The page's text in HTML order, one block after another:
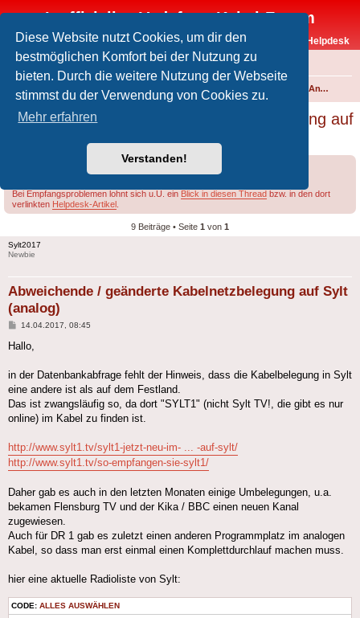
Diese Website nutzt Cookies, um dir den
bestmöglichen Komfort bei der Nutzung zu
bieten. Durch die weitere Nutzung der Webseite
stimmst du der Verwendung von Cookies zu.
Mehr erfahren
Verstanden!
Inoffizielles Vodafone-Kabel-Forum
Vodafone-Kabel-Helpdesk
FAQ
Foren-Übersicht Analoges Angebot
Abweichende / geänderte Kabelnetzbelegung auf
Bei Empfangsproblemen lohnt sich u.U. ein Blick in diesen Thread bzw. in den dort
verlinkten Helpdesk-Artikel
9 Beiträge • Seite 1 von 1
Sylt2017
Newbie
Abweichende / geänderte Kabelnetzbelegung auf Sylt
(analog)
Beitrag
14.04.2017, 08:45
Hallo,
in der Datenbankabfrage fehlt der Hinweis, dass die Kabelbelegung in Sylt
eine andere ist als auf dem Festland.
Das ist zwangsläufig so, da dort "SYLT1" (nicht Sylt TV!, die gibt es nur
online) im Kabel zu finden ist.
http://www.sylt1.tv/sylt1-jetzt-neu-im- ... -auf-sylt/
http://www.sylt1.tv/so-empfangen-sie-sylt1/
Daher gab es auch in den letzten Monaten einige Umbelegungen, u.a.
bekamen Flensburg TV und der Kika / BBC einen neuen Kanal
zugewiesen.
Auch für DR 1 gab es zuletzt einen anderen Programmplatz im analogen
Kabel, so dass man erst einmal einen Komplettdurchlauf machen muss.
hier eine aktuelle Radioliste von Sylt:
CODE: ALLES AUSWÄHLEN